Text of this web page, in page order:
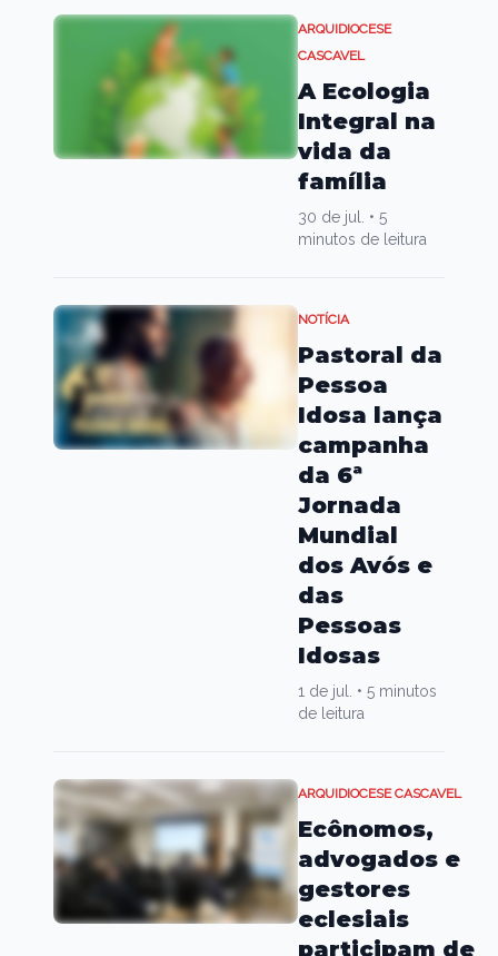
ARQUIDIOCESE
CASCAVEL
A Ecologia
Integral na
vida da
família
30 de jul. • 5
minutos de leitura
NOTÍCIA
Pastoral da
Pessoa
Idosa lança
campanha
da 6ª
Jornada
Mundial
dos Avós e
das
Pessoas
Idosas
1 de jul. • 5 minutos
de leitura
ARQUIDIOCESE CASCAVEL
Ecônomos,
advogados e
gestores
eclesiais
participam de